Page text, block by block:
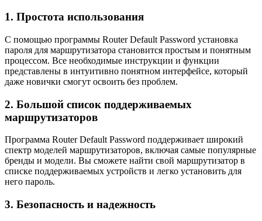
1. Простота использования
С помощью программы Router Default Password установка
пароля для маршрутизатора становится простым и понятным
процессом. Все необходимые инструкции и функции
представлены в интуитивно понятном интерфейсе, который
даже новички смогут освоить без проблем.
2. Большой список поддерживаемых
маршрутизаторов
Программа Router Default Password поддерживает широкий
спектр моделей маршрутизаторов, включая самые популярные
бренды и модели. Вы сможете найти свой маршрутизатор в
списке поддерживаемых устройств и легко установить для
него пароль.
3. Безопасность и надежность